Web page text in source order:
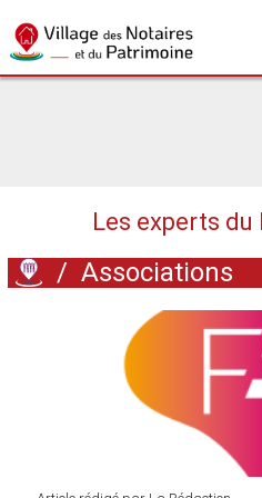
Les experts
/ Associations